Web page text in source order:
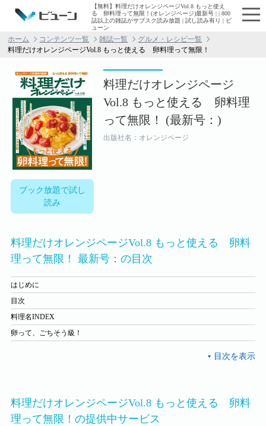
【無料】料理だけオレンジページVol.8 もっと使え
る 卵料理って無限！(オレンジページ)最新号 | | 800
誌以上の雑誌がサブスク読み放題 | 試し読み有り | ビ
ューン
ホーム コンテンツ一覧 雑誌一覧
グルメ・レシピ一覧
料理だけオレンジページVol.8 もっと使える 卵料理って無限！
ブック放題で試し
読み
料理だけオレンジページ
Vol.8 もっと使える 卵料理
って無限！ (最新号：)
出版社名：オレンジページ
料理だけオレンジページVol.8 もっと使える 卵料
理って無限！ 最新号：の目次
はじめに
目次
料理名INDEX
卵って、ごちそう級！
料理だけオレンジページVol.8 もっと使える 卵料
理って無限！の提供中サービス